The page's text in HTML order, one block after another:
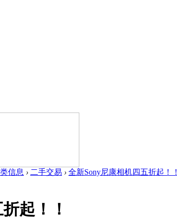
信息 › 二手交易 › 全新Sony尼康相机四五折起！！
起！！